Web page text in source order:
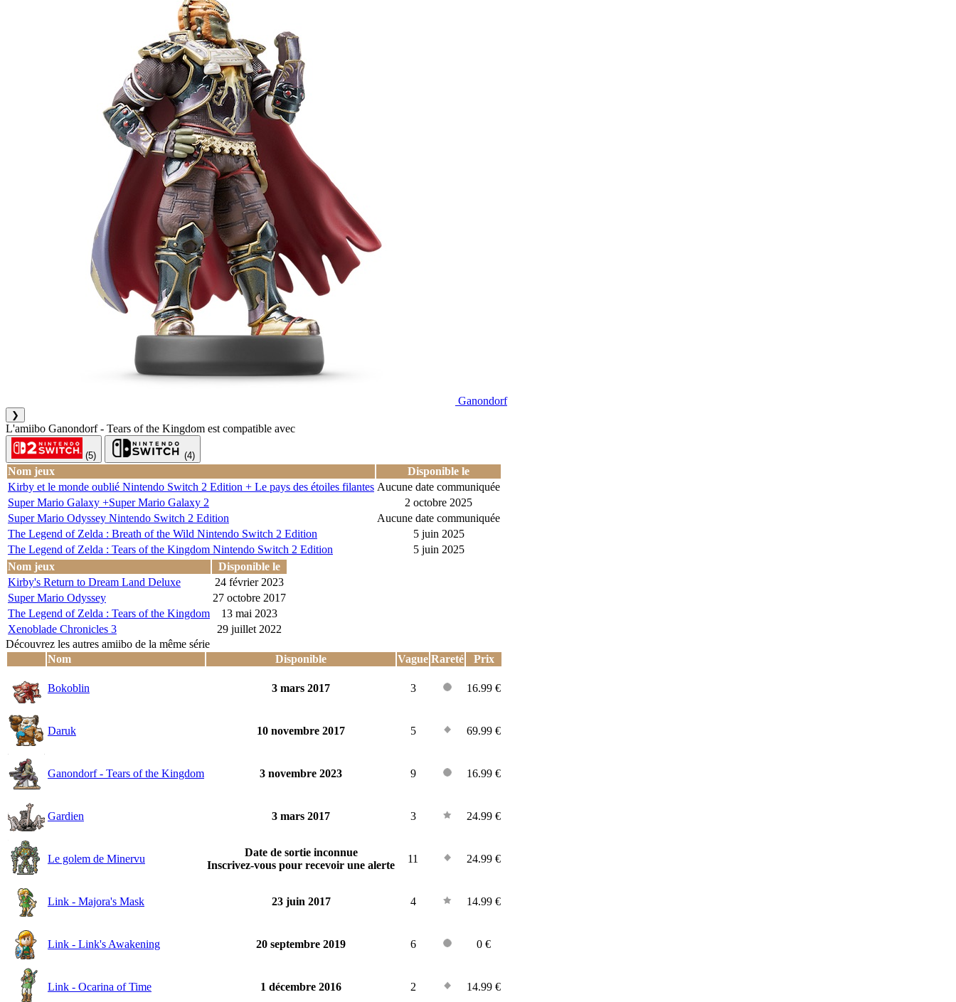
Ganondorf
❯
L'amiibo Ganondorf - Tears of the Kingdom est compatible avec
(5) (4)
Nom jeux
Disponible le
Kirby et le monde oublié Nintendo Switch 2 Edition + Le pays des étoiles filantes Aucune date communiquée
Super Mario Galaxy +Super Mario Galaxy 2
2 octobre 2025
Super Mario Odyssey Nintendo Switch 2 Edition
Aucune date communiquée
The Legend of Zelda : Breath of the Wild Nintendo Switch 2 Edition
5 juin 2025
The Legend of Zelda : Tears of the Kingdom Nintendo Switch 2 Edition
5 juin 2025
Nom jeux
Disponible le
Kirby's Return to Dream Land Deluxe
24 février 2023
Super Mario Odyssey
27 octobre 2017
The Legend of Zelda : Tears of the Kingdom
13 mai 2023
Xenoblade Chronicles 3
29 juillet 2022
Découvrez les autres amiibo de la même série
Nom
Disponible Vague Rareté Prix
Bokoblin 3 mars 2017 3 16.99 €
Daruk 10 novembre 2017 5 69.99 €
Ganondorf - Tears of the Kingdom 3 novembre 2023 9 16.99 €
Gardien 3 mars 2017 3 24.99 €
Le golem de Minervu
Date de sortie inconnue
Inscrivez-vous pour recevoir une alerte
11 24.99 €
Link - Majora's Mask 23 juin 2017 4 14.99 €
Link - Link's Awakening 20 septembre 2019 6 0 €
Link - Ocarina of Time 1 décembre 2016 2 14.99 €